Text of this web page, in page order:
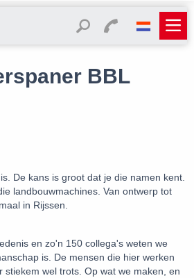
BBL
De kans is groot dat je die namen kent.
landbouwmachines. Van ontwerp tot
in Rijssen.
en zo'n 150 collega's weten we
is. De mensen die hier werken
stiekem wel trots. Op wat we maken, en